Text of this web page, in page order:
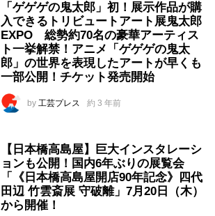
「ゲゲゲの鬼太郎」初！展示作品が購
入できるトリビュートアート展鬼太郎
EXPO 総勢約70名の豪華アーティス
ト一挙解禁！アニメ「ゲゲゲの鬼太
郎」の世界を表現したアートが早くも
一部公開！チケット発売開始
by 工芸プレス 約 3 年前
【日本橋高島屋】巨大インスタレーシ
ョンも公開！国内6年ぶりの展覧会
「《日本橋高島屋開店90年記念》四代
田辺 竹雲斎展 守破離」7月20日（木）
から開催！